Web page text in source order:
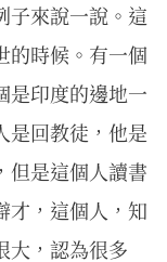
子來說一說。這
的時候。有一個
是印度的邊地一
是回教徒，他是
但是這個人讀書
才，這個人，知
大，認為很多